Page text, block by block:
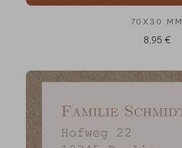
70X30 MM
8,95 €